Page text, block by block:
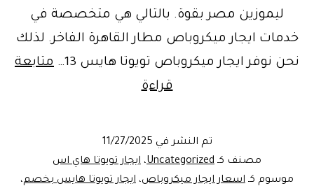
ليموزين مصر بقوة. بالتالي هي متخصصة في
خدمات ايجار ميكروباص مطار القاهرة الفاخر. لذلك
نحن نوفر ايجار ميكروباص تويوتا هايس 13…
متابعة
قراءةميكروباص
للايجار
تويوتا
هايس
تم النشر في 11/27/2025
مصنف كـ Uncategorized، ايجار تويوتا هاي اس
موسوم كـ اسعار ايجار ميكروباص، ايجار تويوتا هايس بخصم،